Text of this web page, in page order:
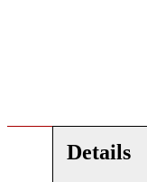
Details